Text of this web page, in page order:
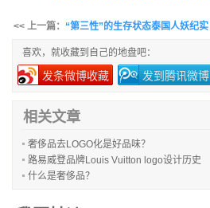
<< 上一篇： “第三性”的生存状态泰国人妖纪实
喜欢，就收藏到自己的地盘吧：
发条微博收藏 发到腾讯微博
相关文章
奢侈品去LOGO化是好品味？
路易威登品牌Louis Vuitton logo设计历史
什么是奢侈品？